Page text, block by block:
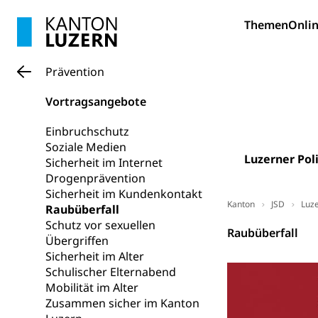
Themen
Luzerner
Prävention
Vortragsangebote
Einbruchschutz
Soziale Medien
Sicherheit im Internet
Drogenprävention
Sicherheit im Kundenkontakt
Raubüberfall
Schutz vor sexuellen
Übergriffen
Sicherheit im Alter
Schulischer Elternabend
Mobilität im Alter
Zusammen sicher im Kanton
Kanton JSD
Raubüberfall
Berufliche
Berufslehre
Mittelschulen
und
Gymnasien
Kantonale
Stipendien